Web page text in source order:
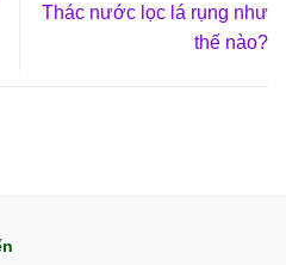
Thác nước lọc lá rụng như
thế nào?